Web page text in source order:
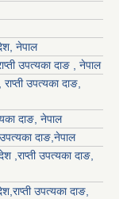
नेपाल
उपत्यका दाङ , नेपाल
, राप्ती उपत्यका दाङ,
दाङ, नेपाल
उपत्यका दाङ,नेपाल
,राप्ती उपत्यका दाङ,
,राप्ती उपत्यका दाङ,